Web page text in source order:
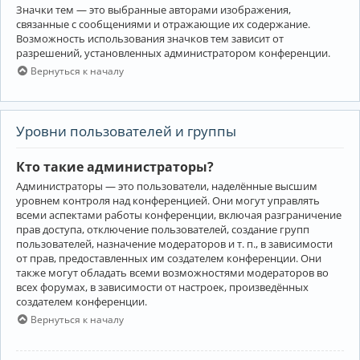
Значки тем — это выбранные авторами изображения,
связанные с сообщениями и отражающие их содержание.
Возможность использования значков тем зависит от
разрешений, установленных администратором конференции.
Вернуться к началу
Уровни пользователей и группы
Кто такие администраторы?
Администраторы — это пользователи, наделённые высшим
уровнем контроля над конференцией. Они могут управлять
всеми аспектами работы конференции, включая разграничение
прав доступа, отключение пользователей, создание групп
пользователей, назначение модераторов и т. п., в зависимости
от прав, предоставленных им создателем конференции. Они
также могут обладать всеми возможностями модераторов во
всех форумах, в зависимости от настроек, произведённых
создателем конференции.
Вернуться к началу